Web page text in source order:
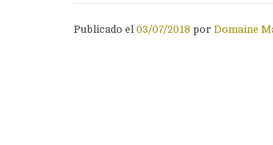
Publicado el 03/07/2018 por Domaine